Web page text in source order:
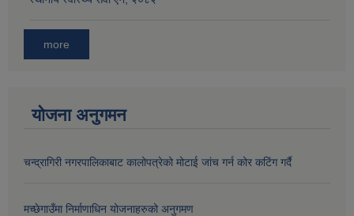
more
योजना अनुगमन
चन्द्रागिरी नगरपालिकाबाट कालोपत्रेको मोटाई जांच गर्न कोर कटिंग गर्दै
मच्छेगाउँमा निर्माणाधिन योजनाहरुको अनुगमण